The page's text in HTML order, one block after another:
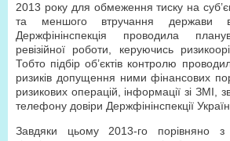
2013 року для обмеження тиску на
та меншого втручання держави в
Держфінінспекція проводила
ревізійної роботи, керуючись
Тобто підбір об’єктів контролю
ризиків допущення ними фінансових
ризикових операцій, інформації зі ЗМІ,
телефону довіри Держфінінспекції
Завдяки цьому 2013-го порівняно з